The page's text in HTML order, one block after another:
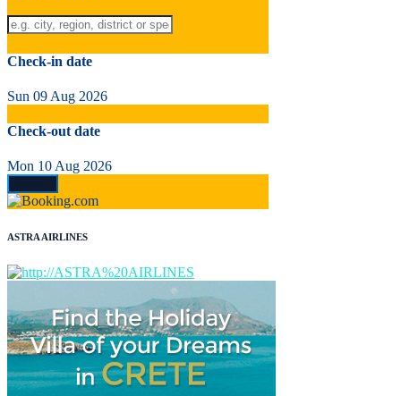
Check-in date
Sun 09 Aug 2026
Check-out date
Mon 10 Aug 2026
ASTRA AIRLINES